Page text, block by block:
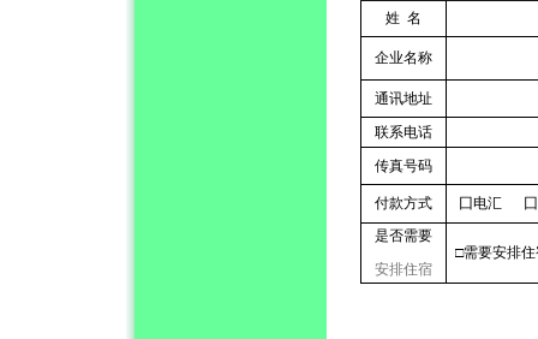
姓 名
企业名称
通讯地址
联系电话
传真号码
付款方式
囗电汇
是否需要
安排住宿
□需要安排